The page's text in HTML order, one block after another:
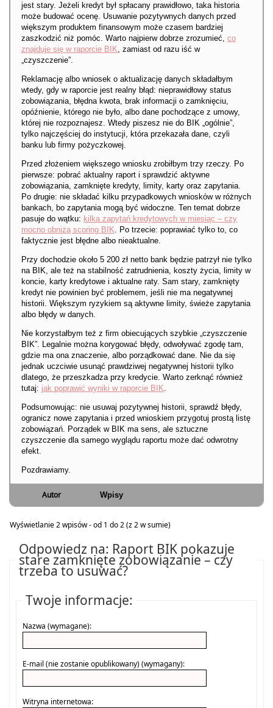
jest stary. Jeżeli kredyt był spłacany prawidłowo, taka historia
może budować ocenę. Usuwanie pozytywnych danych przed
większym produktem finansowym może czasem bardziej
zaszkodzić niż pomóc. Warto najpierw dobrze zrozumieć, co
znajduje się w raporcie BIK, zamiast od razu iść w
„czyszczenie”.
Reklamację albo wniosek o aktualizację danych składałbym
wtedy, gdy w raporcie jest realny błąd: nieprawidłowy status
zobowiązania, błędna kwota, brak informacji o zamknięciu,
opóźnienie, którego nie było, albo dane pochodzące z umowy,
której nie rozpoznajesz. Wtedy piszesz nie do BIK „ogólnie”,
tylko najczęściej do instytucji, która przekazała dane, czyli
banku lub firmy pożyczkowej.
Przed złożeniem większego wniosku zrobiłbym trzy rzeczy. Po
pierwsze: pobrać aktualny raport i sprawdzić aktywne
zobowiązania, zamknięte kredyty, limity, karty oraz zapytania.
Po drugie: nie składać kilku przypadkowych wniosków w różnych
bankach, bo zapytania mogą być widoczne. Ten temat dobrze
pasuje do wątku: kilka zapytań kredytowych w miesiąc – czy
mocno obniżą scoring BIK. Po trzecie: poprawiać tylko to, co
faktycznie jest błędne albo nieaktualne.
Przy dochodzie około 5 200 zł netto bank będzie patrzył nie tylko
na BIK, ale też na stabilność zatrudnienia, koszty życia, limity w
koncie, karty kredytowe i aktualne raty. Sam stary, zamknięty
kredyt nie powinien być problemem, jeśli nie ma negatywnej
historii. Większym ryzykiem są aktywne limity, świeże zapytania
albo błędy w danych.
Nie korzystałbym też z firm obiecujących szybkie „czyszczenie
BIK”. Legalnie można korygować błędy, odwoływać zgodę tam,
gdzie ma ona znaczenie, albo porządkować dane. Nie da się
jednak uczciwie usunąć prawdziwej negatywnej historii tylko
dlatego, że przeszkadza przy kredycie. Warto zerknąć również
tutaj: jak poprawić wyniki w raporcie BIK.
Podsumowując: nie usuwaj pozytywnej historii, sprawdź błędy,
ogranicz nowe zapytania i przed wnioskiem przygotuj prostą listę
zobowiązań. Porządek w BIK ma sens, ale sztuczne
czyszczenie dla samego wyglądu raportu może dać odwrotny
efekt.
Pozdrawiamy.
Autor Wpisy
Wyświetlanie 2 wpisów - od 1 do 2 (z 2 w sumie)
Odpowiedz na: Raport BIK pokazuje
stare zamknięte zobowiązanie – czy
trzeba to usuwać?
Twoje informacje:
Nazwa (wymagane):
E-mail (nie zostanie opublikowany) (wymagany):
Witryna internetowa: